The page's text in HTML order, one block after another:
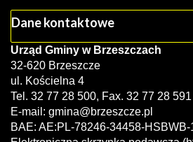
Dane kontaktowe
Urząd Gminy w Brzeszczach
32-620 Brzeszcze
ul. Kościelna 4
Tel. 32 77 28 500, Fax. 32 77 28 591
E-mail: gmina@brzeszcze.pl
BAE: AE:PL-78246-34458-HSBWB-